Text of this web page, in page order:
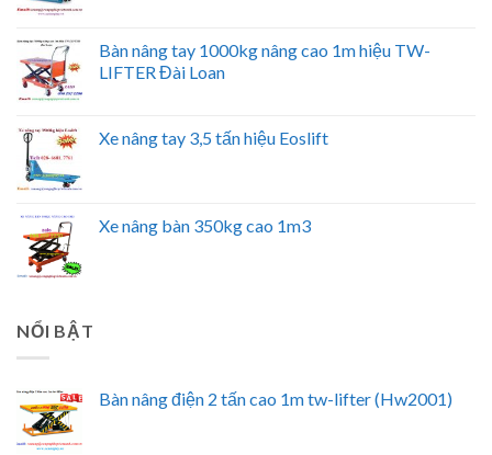
Bàn nâng tay 1000kg nâng cao 1m hiệu TW-
LIFTER Đài Loan
Xe nâng tay 3,5 tấn hiệu Eoslift
Xe nâng bàn 350kg cao 1m3
NỔI BẬT
Bàn nâng điện 2 tấn cao 1m tw-lifter (Hw2001)